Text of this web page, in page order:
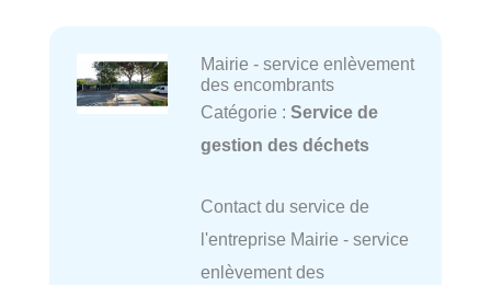
Mairie - service enlèvement
des encombrants
Catégorie : Service de
gestion des déchets
Contact du service de
l'entreprise Mairie - service
enlèvement des